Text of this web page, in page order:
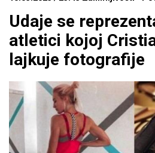
Udaje se
atletici kojoj
lajkuje fotografije